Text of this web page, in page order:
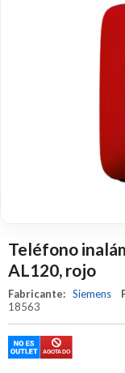
Teléfono
AL120, rojo
Fabricante: Siemens
18563